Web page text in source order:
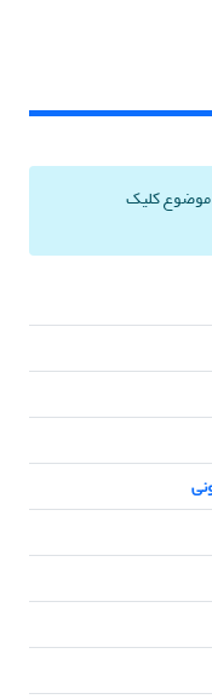
موضوع کلیک